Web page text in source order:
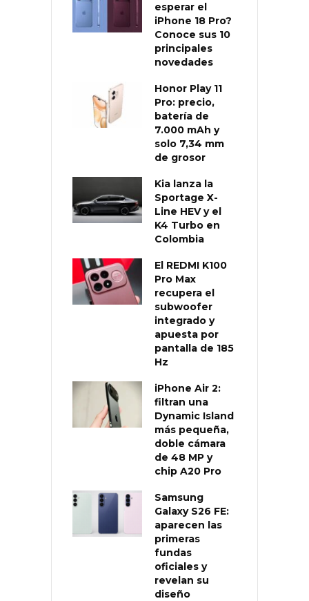
esperar el
iPhone 18 Pro?
Conoce sus 10
principales
novedades
Honor Play 11
Pro: precio,
batería de
7.000 mAh y
solo 7,34 mm
de grosor
Kia lanza la
Sportage X-
Line HEV y el
K4 Turbo en
Colombia
El REDMI K100
Pro Max
recupera el
subwoofer
integrado y
apuesta por
pantalla de 185
Hz
iPhone Air 2:
filtran una
Dynamic Island
más pequeña,
doble cámara
de 48 MP y
chip A20 Pro
Samsung
Galaxy S26 FE:
aparecen las
primeras
fundas
oficiales y
revelan su
diseño